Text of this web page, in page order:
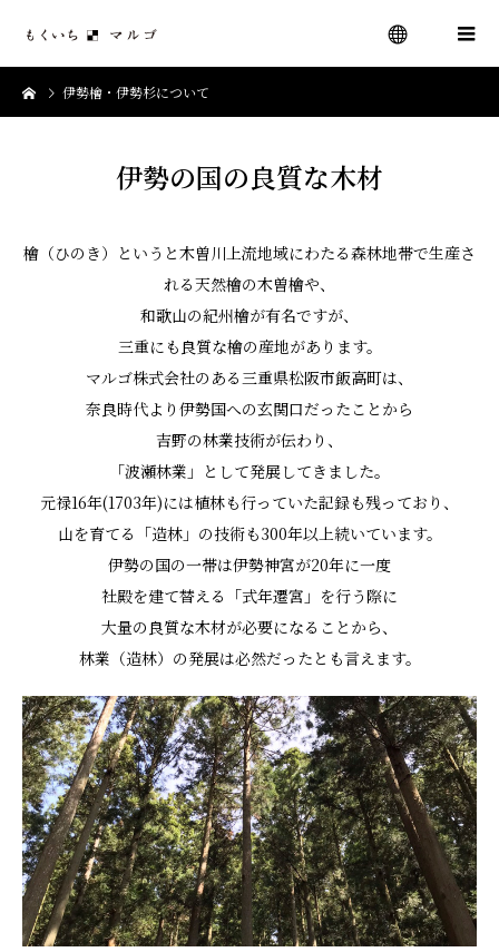
伊勢檜・伊勢杉について
伊勢の国の良質な木材
檜（ひのき）というと木曽川上流地域にわたる森林地帯で生産さ
れる天然檜の木曽檜や、
和歌山の紀州檜が有名ですが、
三重にも良質な檜の産地があります。
マルゴ株式会社のある三重県松阪市飯高町は、
奈良時代より伊勢国への玄関口だったことから
吉野の林業技術が伝わり、
「波瀬林業」として発展してきました。
元禄16年(1703年)には植林も行っていた記録も残っており、
山を育てる「造林」の技術も300年以上続いています。
伊勢の国の一帯は伊勢神宮が20年に一度
社殿を建て替える「式年遷宮」を行う際に
大量の良質な木材が必要になることから、
林業（造林）の発展は必然だったとも言えます。